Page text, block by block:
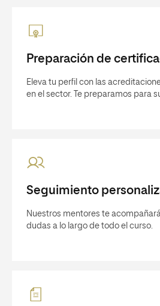
Preparación de
Eleva tu perfil con las
en el sector. Te preparamos para
Seguimiento
Nuestros mentores te
dudas a lo largo de todo el curso.